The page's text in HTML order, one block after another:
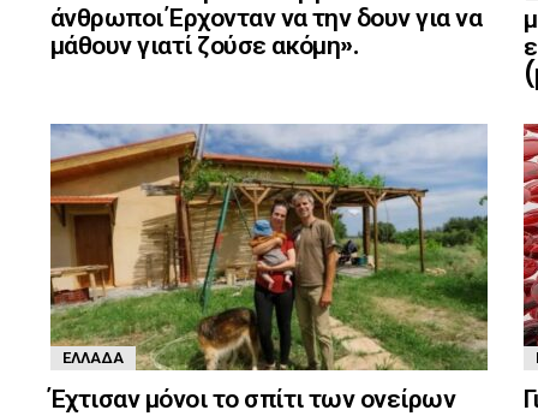
άνθρωποι Έρχονταν να την δουν για να
μάθουν γιατί ζούσε ακόμη».
ΕΛΛΆΔΑ
Έχτισαν μόνοι το σπίτι των ονείρων